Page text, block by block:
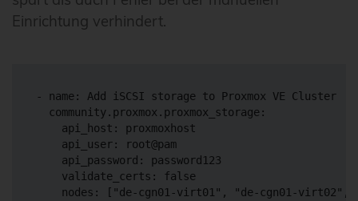
Einrichtung verhindert.
- name: Add iSCSI storage to Proxmox VE Cluster
  community.proxmox.proxmox_storage:
    api_host: proxmoxhost
    api_user: root@pam
    api_password: password123
    validate_certs: false
nodes: ["de-cgn01-virt01", "de-cgn01-virt02",